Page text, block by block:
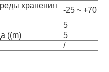
тока
хранения
-25 ~ +70
5
((m)
5
/